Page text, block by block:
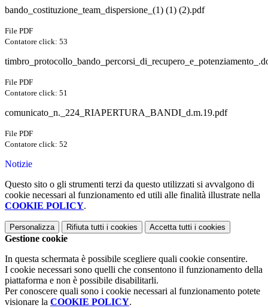
bando_costituzione_team_dispersione_(1) (1) (2).pdf
File PDF
Contatore click: 53
File PDF
Contatore click: 51
comunicato_n._224_RIAPERTURA_BANDI_d.m.19.pdf
File PDF
Contatore click: 52
Notizie
Questo sito o gli strumenti terzi da questo utilizzati si avvalgono di
cookie necessari al funzionamento ed utili alle finalità illustrate nella
COOKIE POLICY.
Personalizza Rifiuta tutti i cookies Accetta tutti i cookies
Gestione cookie
In questa schermata è possibile scegliere quali cookie consentire.
I cookie necessari sono quelli che consentono il funzionamento della
piattaforma e non è possibile disabilitarli.
Per conoscere quali sono i cookie necessari al funzionamento potete
visionare la COOKIE POLICY.